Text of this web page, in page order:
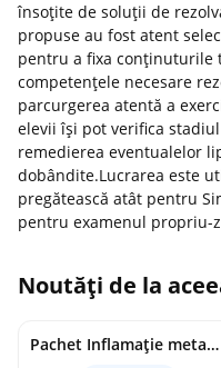
însoțite de soluții de
propuse au fost atent
pentru a fixa conținuturile
competențele necesare
parcurgerea atentă a
elevii își pot verifica
remedierea eventualelor
dobândite.Lucrarea este
pregătească atât pentru
pentru examenul propriu-
Noutăți de la
Pachet Inflamație metabolism și creier